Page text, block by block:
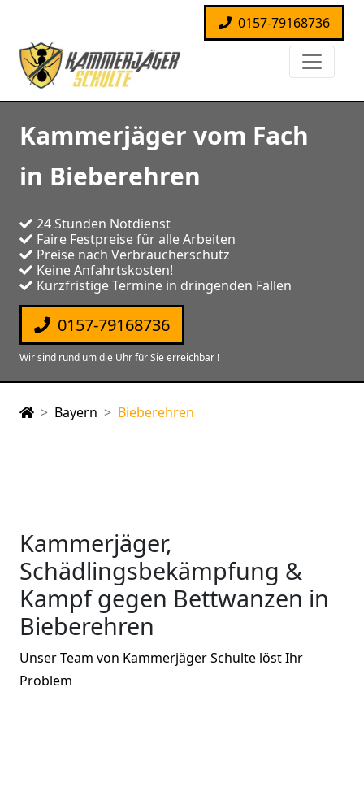
0157-79168736
Kammerjäger vom Fach
in Bieberehren
24 Stunden Notdienst
Faire Festpreise für alle Arbeiten
Preise nach Verbraucherschutz
Keine Anfahrtskosten!
Kurzfristige Termine in dringenden Fällen
0157-79168736
Wir sind rund um die Uhr für Sie erreichbar !
Bayern Bieberehren
Kammerjäger,
Schädlingsbekämpfung &
Kampf gegen Bettwanzen in
Bieberehren
Unser Team von Kammerjäger Schulte löst Ihr
Problem